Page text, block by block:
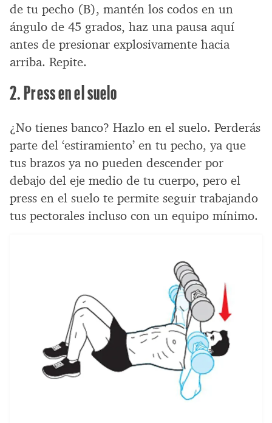
de tu pecho (B), mantén los codos en un
ángulo de 45 grados, haz una pausa aquí
antes de presionar explosivamente hacia
arriba. Repite.
2. Press en el suelo
¿No tienes banco? Hazlo en el suelo. Perderás
parte del ‘estiramiento’ en tu pecho, ya que
tus brazos ya no pueden descender por
debajo del eje medio de tu cuerpo, pero el
press en el suelo te permite seguir trabajando
tus pectorales incluso con un equipo mínimo.